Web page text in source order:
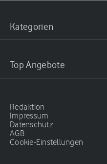
Kategorien
Top Angebote
Redaktion
Impressum
Datenschutz
AGB
Cookie-Einstellungen